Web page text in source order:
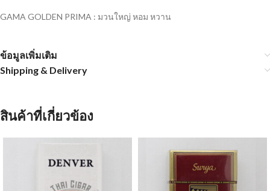
GAMA GOLDEN PRIMA : มวนใหญ่ หอม หวาน
ข้อมูลเพิ่มเติม
Shipping & Delivery
สินค้าที่เกี่ยวข้อง